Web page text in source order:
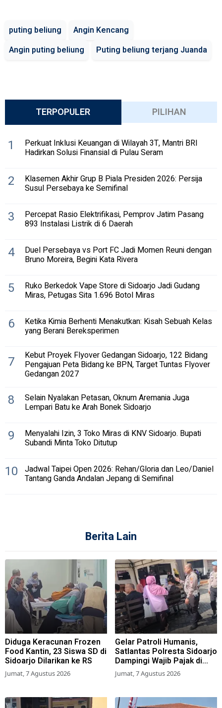
puting beliung
Angin Kencang
Angin puting beliung
Puting beliung terjang Juanda
TERPOPULER PILIHAN
1 Perkuat Inklusi Keuangan di Wilayah 3T, Mantri BRI
Hadirkan Solusi Finansial di Pulau Seram
2 Klasemen Akhir Grup B Piala Presiden 2026: Persija
Susul Persebaya ke Semifinal
3 Percepat Rasio Elektrifikasi, Pemprov Jatim Pasang
893 Instalasi Listrik di 6 Daerah
4 Duel Persebaya vs Port FC Jadi Momen Reuni dengan
Bruno Moreira, Begini Kata Rivera
5 Ruko Berkedok Vape Store di Sidoarjo Jadi Gudang
Miras, Petugas Sita 1.696 Botol Miras
6 Ketika Kimia Berhenti Menakutkan: Kisah Sebuah Kelas
yang Berani Bereksperimen
7 Kebut Proyek Flyover Gedangan Sidoarjo, 122 Bidang
Pengajuan Peta Bidang ke BPN, Target Tuntas Flyover
Gedangan 2027
8 Selain Nyalakan Petasan, Oknum Aremania Juga
Lempari Batu ke Arah Bonek Sidoarjo
9 Menyalahi Izin, 3 Toko Miras di KNV Sidoarjo. Bupati
Subandi Minta Toko Ditutup
10 Jadwal Taipei Open 2026: Rehan/Gloria dan Leo/Daniel
Tantang Ganda Andalan Jepang di Semifinal
Berita Lain
Diduga Keracunan Frozen
Food Kantin, 23 Siswa SD di
Sidoarjo Dilarikan ke RS
Jumat, 7 Agustus 2026
Gelar Patroli Humanis,
Satlantas Polresta Sidoarjo
Dampingi Wajib Pajak di
Samsat
Jumat, 7 Agustus 2026